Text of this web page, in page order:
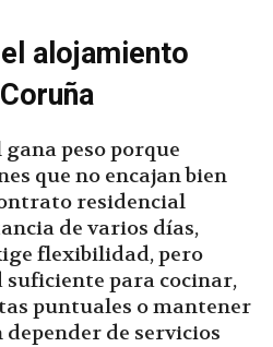
alojamiento
peso porque
que no encajan bien
residencial
de varios días,
flexibilidad, pero
para cocinar,
puntuales o mantener
de servicios